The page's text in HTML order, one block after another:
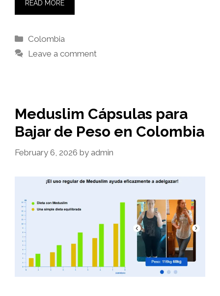
READ MORE
Categories
Colombia
Leave a comment
Meduslim Cápsulas para
Bajar de Peso en Colombia
February 6, 2026 by admin